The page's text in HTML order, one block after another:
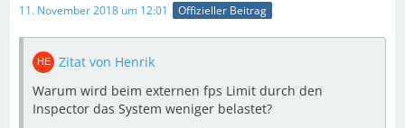
11. November 2018 um 12:01 Offizieller Beitrag
Zitat von Henrik
Warum wird beim externen fps Limit durch den
Inspector das System weniger belastet?